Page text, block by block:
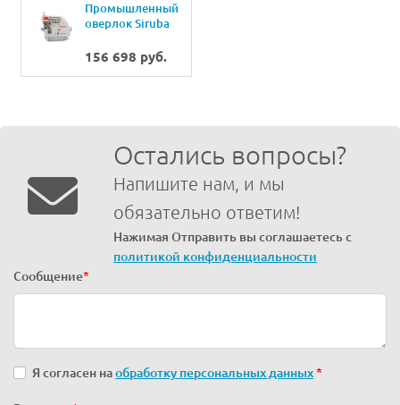
Промышленный
оверлок Siruba
24/DKKH
156 698 руб.
Остались вопросы?
Напишите нам, и мы
обязательно ответим!
Нажимая Отправить вы соглашаетесь с
политикой конфиденциальности
Сообщение*
Я согласен наобработку персональных данных*